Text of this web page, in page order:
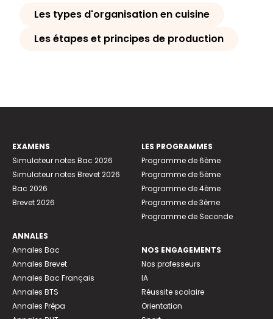
Les types d'organisation en cuisine
Les étapes et principes de production
EXAMENS
Simulateur notes Bac 2026
Simulateur notes Brevet 2026
Bac 2026
Brevet 2026
ANNALES
Annales Bac
Annales Brevet
Annales Bac Français
Annales BTS
Annales Prépa
LES PROGRAMMES
Programme de 6ème
Programme de 5ème
Programme de 4ème
Programme de 3ème
Programme de Seconde
NOS ENGAGEMENTS
Nos professeurs
IA
Réussite scolaire
Orientation